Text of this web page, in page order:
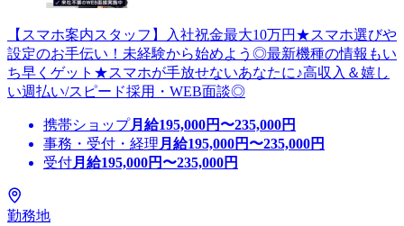
【スマホ案内スタッフ】入社祝金最大10万円★スマホ選びや
設定のお手伝い！未経験から始めよう◎最新機種の情報もい
ち早くゲット★スマホが手放せないあなたに♪高収入＆嬉し
い週払い/スピード採用・WEB面談◎
携帯ショップ月給195,000円〜235,000円
事務・受付・経理 月給195,000円〜235,000円
受付月給195,000円〜235,000円
勤務地